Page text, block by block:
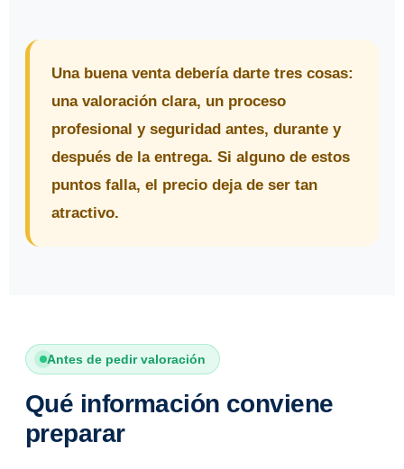
Una buena venta debería darte tres cosas:
una valoración clara, un proceso
profesional y seguridad antes, durante y
después de la entrega. Si alguno de estos
puntos falla, el precio deja de ser tan
atractivo.
Antes de pedir valoración
Qué información conviene
preparar